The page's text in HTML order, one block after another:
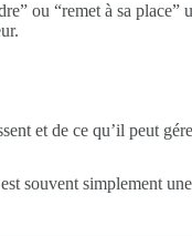
ou “remet à sa place”
et de ce qu’il peut
souvent simplement